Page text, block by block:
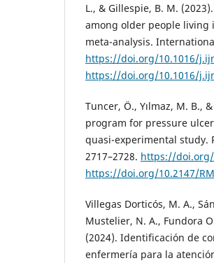
L., & Gillespie, B. M.
among older people living
meta-analysis.
https://doi.org/10.1016/
https://doi.org/10.1016/
Tuncer, Ö., Yılmaz, M. B.,
program for pressure
quasi-experimental study.
2717–2728. https://doi.org/
https://doi.org/10.2147/
Villegas Dorticós, M. A.,
Mustelier, N. A., Fundora
(2024). Identificación de
enfermería para la